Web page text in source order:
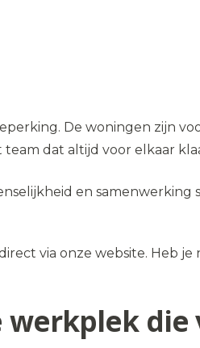
De woningen zijn
dat altijd voor elkaar
en samenwerking
via onze website. Heb
werkplek